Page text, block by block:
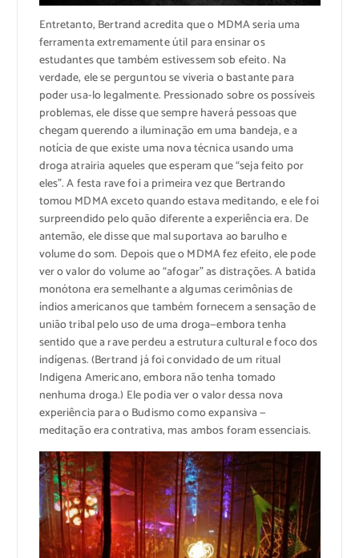
Entretanto, Bertrand acredita que o MDMA seria uma
ferramenta extremamente útil para ensinar os
estudantes que também estivessem sob efeito. Na
verdade, ele se perguntou se viveria o bastante para
poder usa-lo legalmente. Pressionado sobre os possíveis
problemas, ele disse que sempre haverá pessoas que
chegam querendo a iluminação em uma bandeja, e a
notícia de que existe uma nova técnica usando uma
droga atrairia aqueles que esperam que “seja feito por
eles”. A festa rave foi a primeira vez que Bertrando
tomou MDMA exceto quando estava meditando, e ele foi
surpreendido pelo quão diferente a experiência era. De
antemão, ele disse que mal suportava ao barulho e
volume do som. Depois que o MDMA fez efeito, ele pode
ver o valor do volume ao “afogar” as distrações. A batida
monótona era semelhante a algumas cerimônias de
índios americanos que também fornecem a sensação de
união tribal pelo uso de uma droga—embora tenha
sentido que a rave perdeu a estrutura cultural e foco dos
indígenas. (Bertrand já foi convidado de um ritual
Indigena Americano, embora não tenha tomado
nenhuma droga.) Ele podia ver o valor dessa nova
experiência para o Budismo como expansiva —
meditação era contrativa, mas ambos foram essenciais.